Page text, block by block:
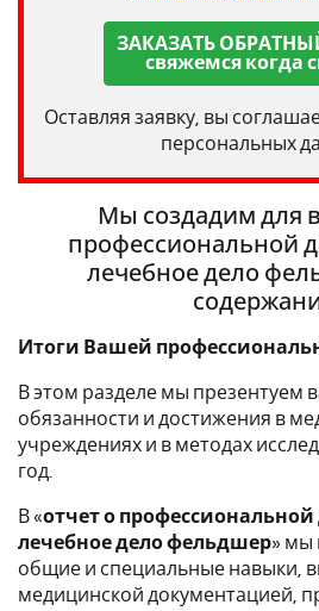
ЗАКАЗАТЬ
свяжемся когда
Оставляя заявку, вы
персональных
Мы создадим для
профессиональной
лечебное дело
Итоги Вашей
В этом разделе мы презентуем
обязанности и достижения в
учреждениях и в методах
год.
В «отчет о профессиональной
лечебное дело фельдшер» мы
общие и специальные навыки,
медицинской документацией,